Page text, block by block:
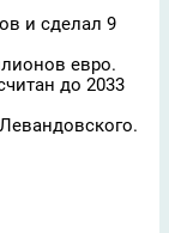
и сделал 9
евро.
до 2033